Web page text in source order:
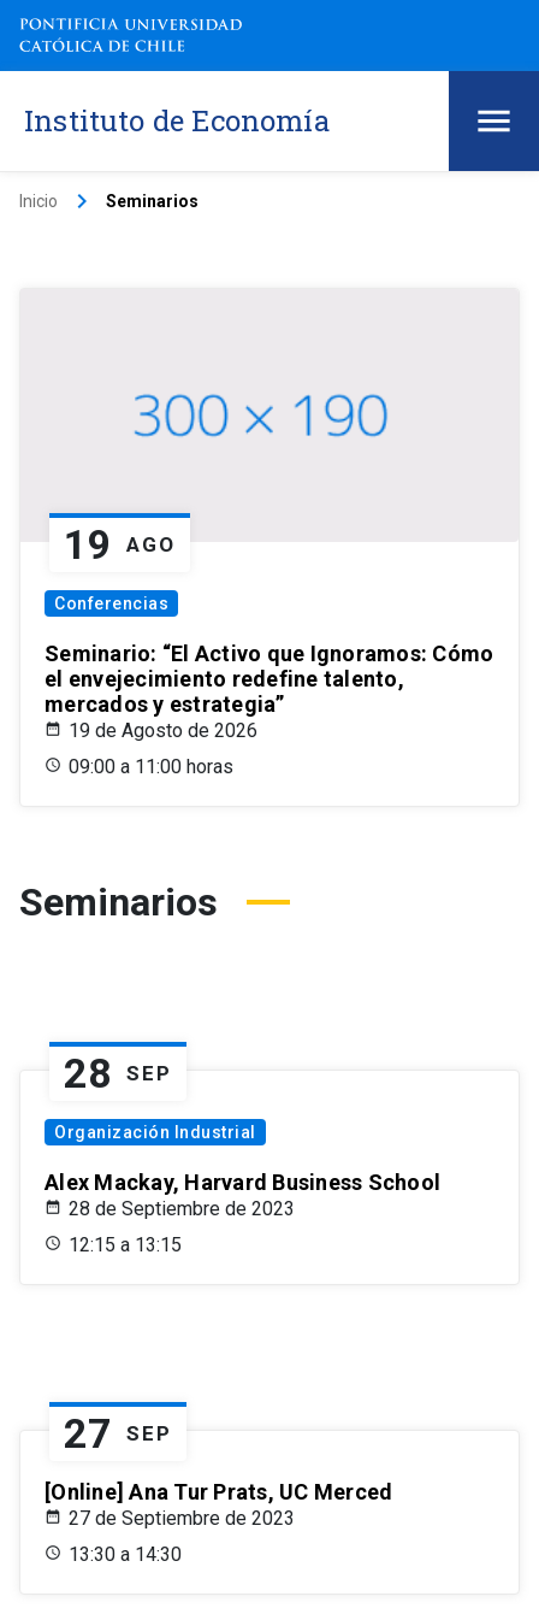
Instituto de Economía
Inicio keyboard_arrow_right Seminarios
19 AGO
Conferencias
Seminario: “El Activo que Ignoramos: Cómo
el envejecimiento redefine talento,
mercados y estrategia”
19 de Agosto de 2026
09:00 a 11:00 horas
Seminarios
28 SEP
Organización Industrial
Alex Mackay, Harvard Business School
28 de Septiembre de 2023
12:15 a 13:15
27 SEP
[Online] Ana Tur Prats, UC Merced
27 de Septiembre de 2023
13:30 a 14:30